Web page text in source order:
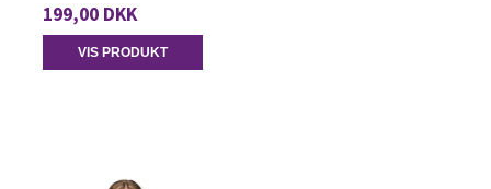
199,00 DKK
VIS PRODUKT